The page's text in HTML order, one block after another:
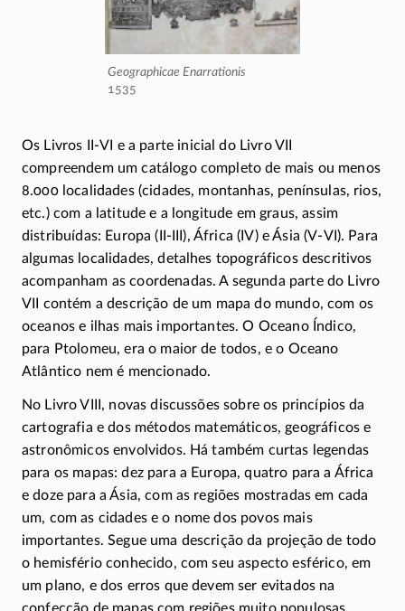
Geographicae Enarrationis
1535
Os Livros II-VI e a parte inicial do Livro VII
compreendem um catálogo completo de mais ou menos
8.000 localidades (cidades, montanhas, penínsulas, rios,
etc.) com a latitude e a longitude em graus, assim
distribuídas: Europa(II-III), África (IV) e Ásia(V-VI). Para
algumas localidades, detalhes topográficos descritivos
acompanham as coordenadas. A segunda parte do Livro
VII contém a descrição de um mapa do mundo, com os
oceanos e ilhas mais importantes. O Oceano Índico,
para Ptolomeu, era o maior de todos, e o Oceano
Atlântico nem é mencionado.
No Livro VIII, novas discussões sobre os princípios da
cartografia e dos métodos matemáticos, geográficos e
astronômicos envolvidos. Há também curtas legendas
para os mapas: dez para a Europa, quatro para a África
e doze para a Ásia, com as regiões mostradas em cada
um, com as cidades e o nome dos povos mais
importantes. Segue uma descrição da projeção de todo
o hemisfério conhecido, com seu aspecto esférico, em
um plano, e dos erros que devem ser evitados na